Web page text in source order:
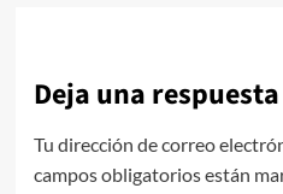
Deja una respuesta
Tu dirección de correo
campos obligatorios están